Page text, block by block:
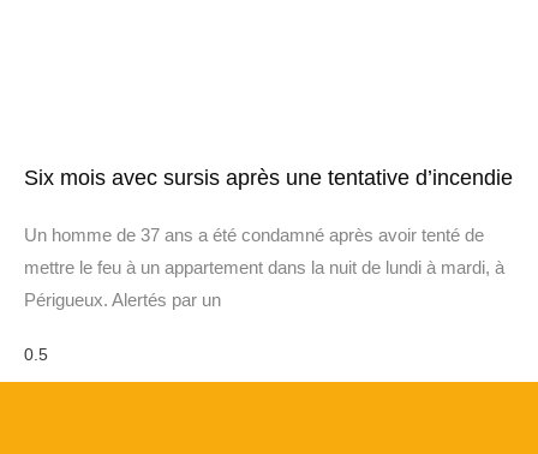
Six mois avec sursis après une tentative d’incendie
Un homme de 37 ans a été condamné après avoir tenté de
mettre le feu à un appartement dans la nuit de lundi à mardi, à
Périgueux. Alertés par un